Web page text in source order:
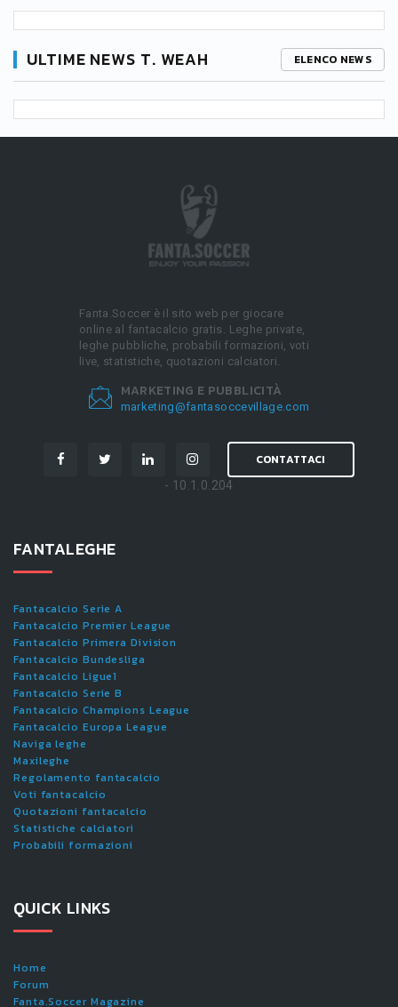
ULTIME NEWS T. WEAH ELENCO NEWS
Fanta.Soccer è il sito web per giocare
online al fantacalcio gratis. Leghe private,
leghe pubbliche, probabili formazioni, voti
live, statistiche, quotazioni calciatori.
MARKETING E PUBBLICITÀ
marketing@fantasoccevillage.com
CONTATTACI
- 10.1.0.204
FANTALEGHE
Fantacalcio Serie A
Fantacalcio Premier League
Fantacalcio Primera Division
Fantacalcio Bundesliga
Fantacalcio Ligue1
Fantacalcio Serie B
Fantacalcio Champions League
Fantacalcio Europa League
Naviga leghe
Maxileghe
Regolamento fantacalcio
Voti fantacalcio
Quotazioni fantacalcio
Statistiche calciatori
Probabili formazioni
QUICK LINKS
Home
Forum
Fanta.Soccer Magazine